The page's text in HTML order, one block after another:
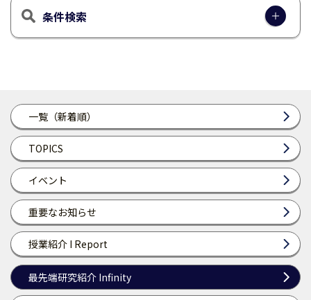
一覧（新着順）
TOPICS
イベント
重要なお知らせ
授業紹介 I Report
最先端研究紹介 Infinity
条件検索